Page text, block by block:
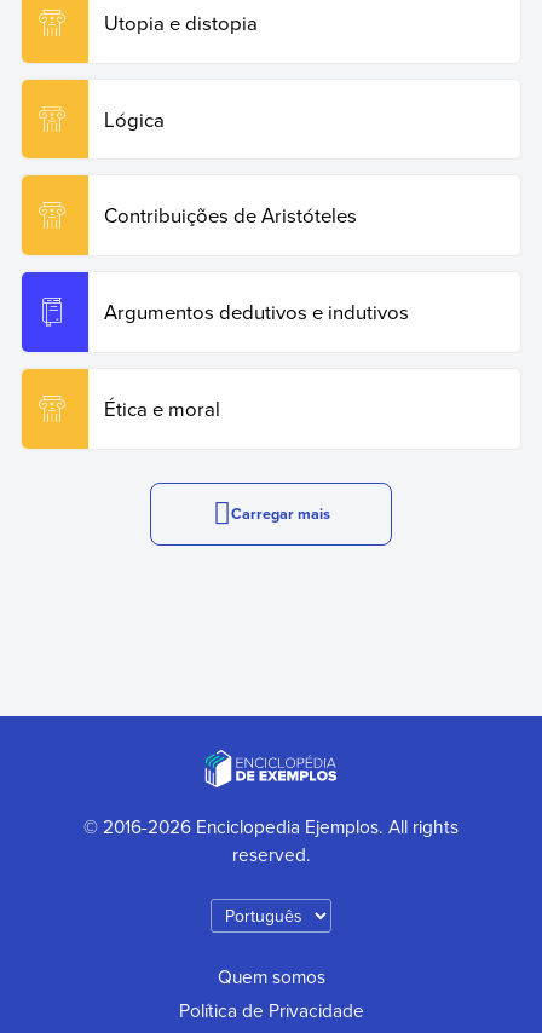
Utopia e distopia
Lógica
Contribuições de Aristóteles
Argumentos dedutivos e indutivos
Ética e moral
Carregar mais
© 2016-2026 Enciclopedia Ejemplos. All rights
reserved.
Quem somos
Política de Privacidade